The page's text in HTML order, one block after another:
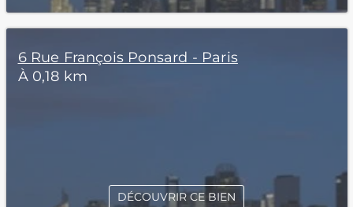
6 Rue François Ponsard - Paris
À 0,18 km
DÉCOUVRIR CE BIEN